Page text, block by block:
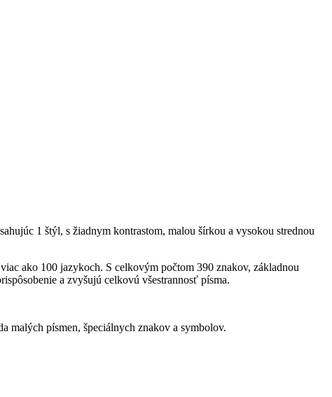
1 štýl, s žiadnym kontrastom, malou šírkou a vysokou strednou
ako 100 jazykoch. S celkovým počtom 390 znakov, základnou
a zvyšujú celkovú všestrannosť písma.
malých písmen, špeciálnych znakov a symbolov.